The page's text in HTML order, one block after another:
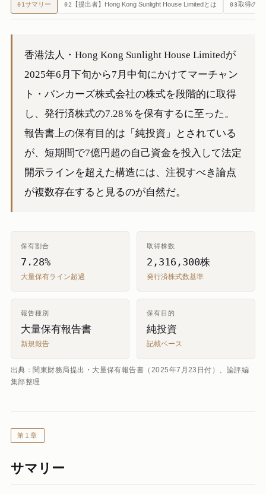
01サマリー 02 【提出者】Hong Kong Sunlight House Limitedとは 03取得の構
香港法人・Hong Kong Sunlight House Limitedが
2025年6月下旬から7月中旬にかけてマーチャン
ト・バンカーズ株式会社の株式を段階的に取得
し、発行済株式の7.28％を保有するに至った。
報告書上の保有目的は「純投資」とされている
が、短期間で7億円超の自己資金を投入して法定
開示ラインを超えた構造には、注視すべき論点
が複数存在すると見るのが自然だ。
保有割合
7.28%
大量保有ライン超過
取得株数
2,316,300株
発行済株式数基準
報告種別
大量保有報告書
新規報告
保有目的
純投資
記載ベース
出典：関東財務局提出・大量保有報告書（2025年7月23日付）、論評編
集部整理
第1章
サマリー